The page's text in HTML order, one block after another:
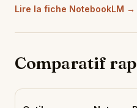
Lire la fiche NotebookLM →
Comparatif